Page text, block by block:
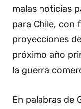
malas noticias
para Chile, con
proyecciones
próximo año
la guerra
En palabras de